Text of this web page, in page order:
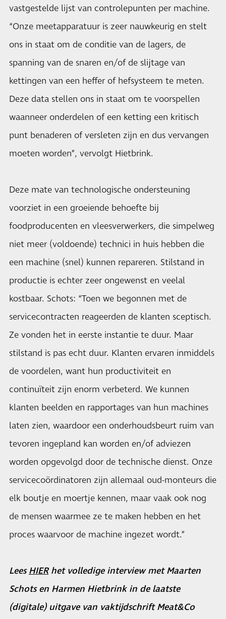
vastgestelde lijst van controlepunten per machine.
“Onze meetapparatuur is zeer nauwkeurig en stelt
ons in staat om de conditie van de lagers, de
spanning van de snaren en/of de slijtage van
kettingen van een heffer of hefsysteem te meten.
Deze data stellen ons in staat om te voorspellen
waanneer onderdelen of een ketting een kritisch
punt benaderen of versleten zijn en dus vervangen
moeten worden”, vervolgt Hietbrink.
Deze mate van technologische ondersteuning
voorziet in een groeiende behoefte bij
foodproducenten en vleesverwerkers, die simpelweg
niet meer (voldoende) technici in huis hebben die
een machine (snel) kunnen repareren. Stilstand in
productie is echter zeer ongewenst en veelal
kostbaar. Schots: “Toen we begonnen met de
servicecontracten reageerden de klanten sceptisch.
Ze vonden het in eerste instantie te duur. Maar
stilstand is pas echt duur. Klanten ervaren inmiddels
de voordelen, want hun productiviteit en
continuïteit zijn enorm verbeterd. We kunnen
klanten beelden en rapportages van hun machines
laten zien, waardoor een onderhoudsbeurt ruim van
tevoren ingepland kan worden en/of adviezen
worden opgevolgd door de technische dienst. Onze
servicecoördinatoren zijn allemaal oud-monteurs die
elk boutje en moertje kennen, maar vaak ook nog
de mensen waarmee ze te maken hebben en het
proces waarvoor de machine ingezet wordt.”
LeesHIERhet volledige interview met Maarten
Schots en Harmen Hietbrink in de laatste
(digitale) uitgave van vaktijdschrift Meat&Co